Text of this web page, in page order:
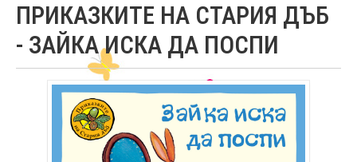
ПРИКАЗКИТЕ НА СТАРИЯ ДЪБ
- ЗАЙКА ИСКА ДА ПОСПИ